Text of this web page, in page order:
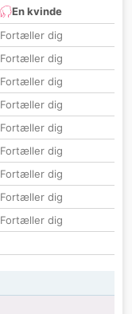
En kvinde
Fortæller dig
Fortæller dig
Fortæller dig
Fortæller dig
Fortæller dig
Fortæller dig
Fortæller dig
Fortæller dig
Fortæller dig